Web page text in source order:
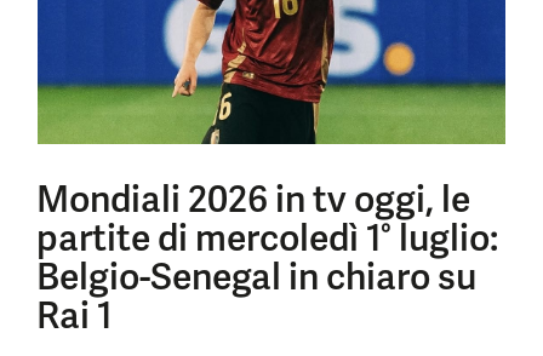
Mondiali 2026 in tv oggi, le
partite di mercoledì 1° luglio:
Belgio-Senegal in chiaro su
Rai 1